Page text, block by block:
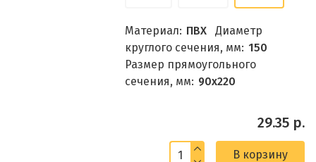
Материал: ПВХ
Диаметр
круглого сечения, мм: 150
Размер прямоугольного
сечения, мм: 90x220
29.35 р.
В корзину